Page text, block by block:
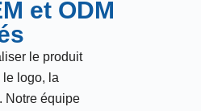
et ODM
le produit
le logo, la
Notre équipe